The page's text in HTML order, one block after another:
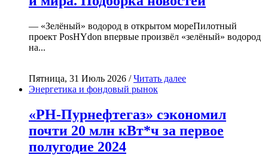
— «Зелёный» водород в открытом мореПилотный
проект PosHYdon впервые произвёл «зелёный» водород
на...
Пятница, 31 Июль 2026 /Читать далее
Энергетика и фондовый рынок
«РН-Пурнефтегаз» сэкономил
почти 20 млн кВт*ч за первое
полугодие 2024